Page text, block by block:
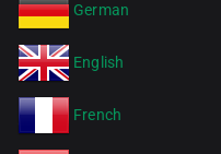
German
English
French